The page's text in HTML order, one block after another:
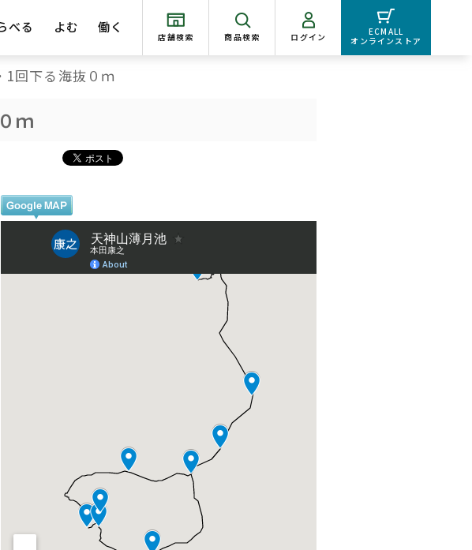
べる よむ 働く
店舗検索 商品検索 ログイン
ECMALL
オンラインストア
1回下る海抜０ｍ
ｍ